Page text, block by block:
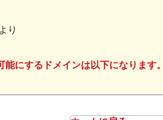
り
にするドメインは以下になります。